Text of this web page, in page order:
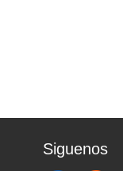
Siguenos